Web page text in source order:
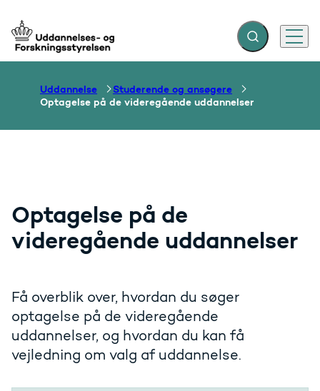
Gå til forsiden Fold søgefelt ud
Menu
Uddannelse
Studerende og ansøgere
Optagelse på de videregående uddannelser
Optagelse på de
videregående uddannelser
Få overblik over, hvordan du søger
optagelse på de videregående
uddannelser, og hvordan du kan få
vejledning om valg af uddannelse.